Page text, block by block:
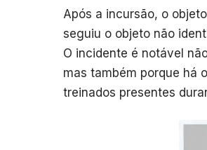
Após a incursão, o
seguiu o objeto não
O incidente é notável
mas também porque há
treinados presentes